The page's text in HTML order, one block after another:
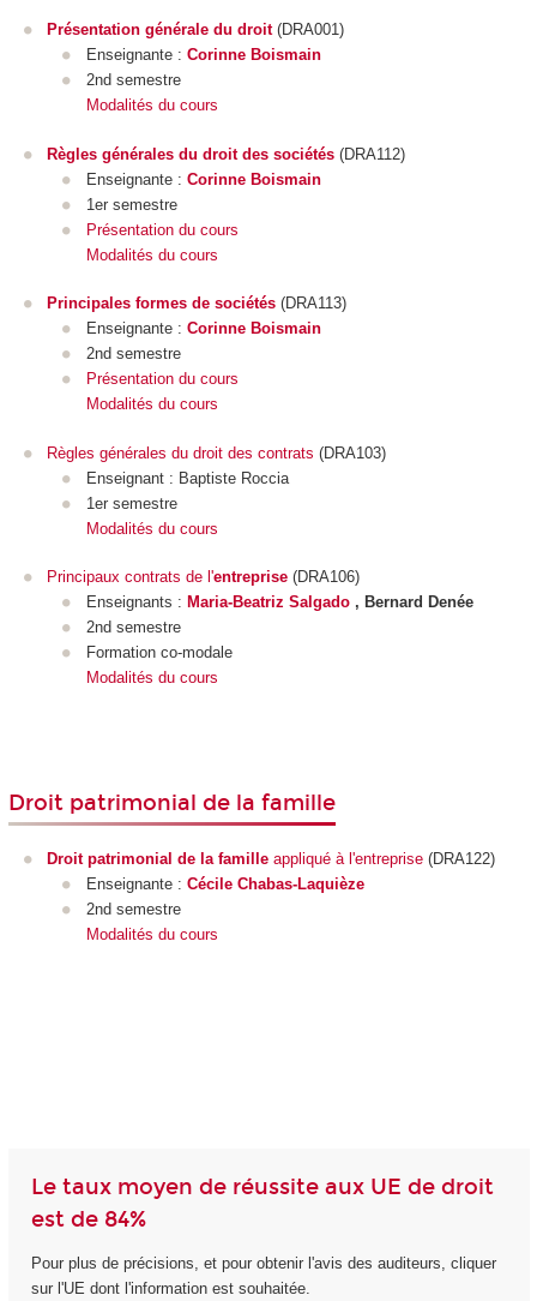
Présentation générale du droit(DRA001)
Enseignante : Corinne Boismain
2nd semestre
Modalités du cours
Règles générales du droit des sociétés (DRA112)
Enseignante : Corinne Boismain
1er semestre
Présentation du cours
Modalités du cours
Principales formes de sociétés (DRA113)
Enseignante : Corinne Boismain
2nd semestre
Présentation du cours
Modalités du cours
Règles générales du droit des contrats (DRA103)
Enseignant : Baptiste Roccia
1er semestre
Modalités du cours
Principaux contrats de l'entreprise (DRA106)
Enseignants : Maria-Beatriz Salgado, Bernard Denée
2nd semestre
Formation co-modale
Modalités du cours
Droit patrimonial de la famille
Droit patrimonial de la famille appliqué à l'entreprise (DRA122)
Enseignante : Cécile Chabas-Laquièze
2nd semestre
Modalités du cours
Le taux moyen de réussite aux UE de droit
est de 84%
Pour plus de précisions, et pour obtenir l'avis des auditeurs, cliquer
sur l'UE dont l'information est souhaitée.